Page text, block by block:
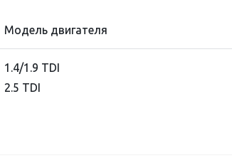
Модель двигателя
1.4/1.9 TDI
2.5 TDI